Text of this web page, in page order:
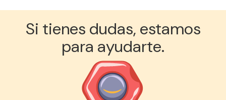
Si tienes dudas, estamos
para ayudarte.